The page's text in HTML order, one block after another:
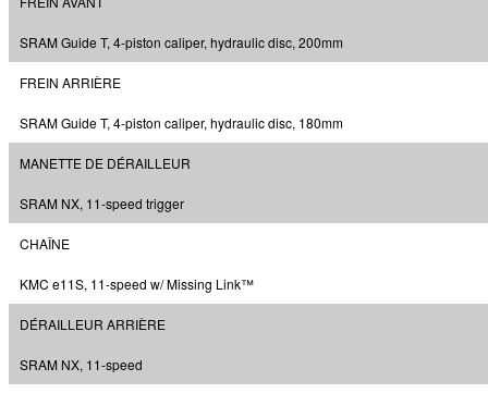
SRAM Guide T, 4-piston caliper, hydraulic disc, 200mm
FREIN ARRIÈRE
SRAM Guide T, 4-piston caliper, hydraulic disc, 180mm
MANETTE DE DÉRAILLEUR
SRAM NX, 11-speed trigger
CHAÎNE
KMC e11S, 11-speed w/ Missing Link™
DÉRAILLEUR ARRIÈRE
SRAM NX, 11-speed